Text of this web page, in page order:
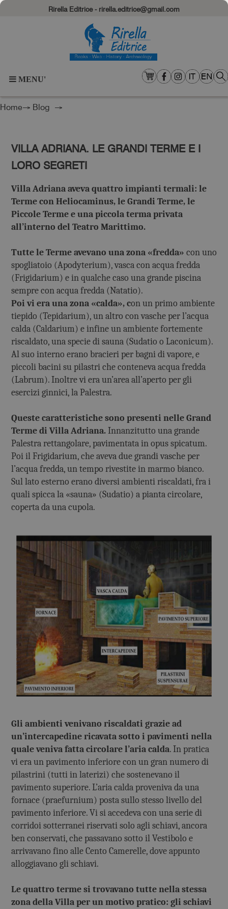
Rirella Editrice - rirella.editrice@gmail.com
MENU'
Home→ Blog →
VILLA ADRIANA. LE GRANDI TERME E I
LORO SEGRETI
Villa Adriana aveva quattro impianti termali: le
Terme con Heliocaminus, le Grandi Terme, le
Piccole Terme e una piccola terma privata
all’interno del Teatro Marittimo.
Tutte le Terme avevano una zona «fredda» con uno
spogliatoio (Apodyterium), vasca con acqua fredda
(Frigidarium) e in qualche caso una grande piscina
sempre con acqua fredda (Natatio).
Poi vi era una zona «calda», con un primo ambiente
tiepido (Tepidarium), un altro con vasche per l’acqua
calda (Caldarium) e infine un ambiente fortemente
riscaldato, una specie di sauna (Sudatio o Laconicum).
Al suo interno erano bracieri per bagni di vapore, e
piccoli bacini su pilastri che conteneva acqua fredda
(Labrum). Inoltre vi era un’area all’aperto per gli
esercizi ginnici, la Palestra.
Queste caratteristiche sono presenti nelle Grand
Terme di Villa Adriana.Innanzitutto una grande
Palestra rettangolare, pavimentata in opus spicatum.
Poi il Frigidarium, che aveva due grandi vasche per
l’acqua fredda, un tempo rivestite in marmo bianco.
Sul lato esterno erano diversi ambienti riscaldati, fra i
quali spicca la «sauna» (Sudatio) a pianta circolare,
coperta da una cupola.
Gli ambienti venivano riscaldati grazie ad
un’intercapedine ricavata sotto i pavimenti nella
quale veniva fatta circolare l’aria calda. In pratica
vi era un pavimento inferiore con un gran numero di
pilastrini (tutti in laterizi) che sostenevano il
pavimento superiore. L’aria calda proveniva da una
fornace (praefurnium) posta sullo stesso livello del
pavimento inferiore. Vi si accedeva con una serie di
corridoi sotterranei riservati solo agli schiavi, ancora
ben conservati, che passavano sotto il Vestibolo e
arrivavano fino alle Cento Camerelle, dove appunto
alloggiavano gli schiavi.
Le quattro terme si trovavano tutte nella stessa
zona della Villa per un motivo pratico: gli schiavi